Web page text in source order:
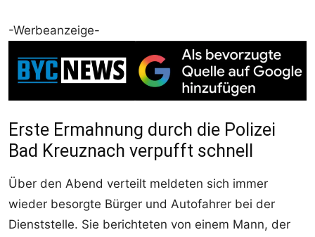
-Werbeanzeige-
Erste Ermahnung durch die Polizei
Bad Kreuznach verpufft schnell
Über den Abend verteilt meldeten sich immer
wieder besorgte Bürger und Autofahrer bei der
Dienststelle. Sie berichteten von einem Mann, der